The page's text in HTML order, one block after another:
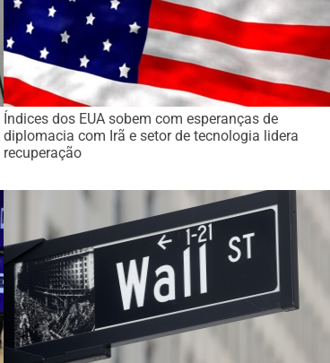
Índices dos EUA sobem com esperanças de
diplomacia com Irã e setor de tecnologia lidera
recuperação